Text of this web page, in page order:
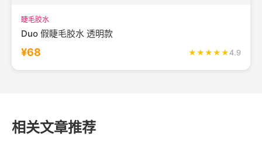
睫毛胶水
Duo 假睫毛胶水 透明款
¥68 ★★★★★4.9
相关文章推荐